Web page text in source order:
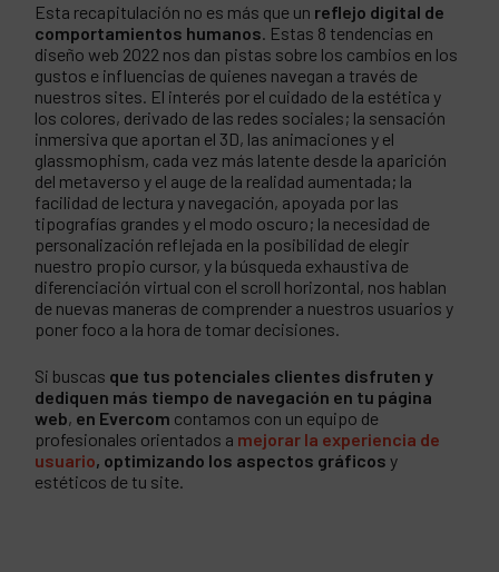
Esta recapitulación no es más que un reflejo digital de
comportamientos humanos. Estas 8 tendencias en
diseño web 2022 nos dan pistas sobre los cambios en los
gustos e influencias de quienes navegan a través de
nuestros sites. El interés por el cuidado de la estética y
los colores, derivado de las redes sociales; la sensación
inmersiva que aportan el 3D, las animaciones y el
glassmophism, cada vez más latente desde la aparición
del metaverso y el auge de la realidad aumentada; la
facilidad de lectura y navegación, apoyada por las
tipografías grandes y el modo oscuro; la necesidad de
personalización reflejada en la posibilidad de elegir
nuestro propio cursor, y la búsqueda exhaustiva de
diferenciación virtual con el scroll horizontal, nos hablan
de nuevas maneras de comprender a nuestros usuarios y
poner foco a la hora de tomar decisiones.
Si buscas que tus potenciales clientes disfruten y
dediquen más tiempo de navegación en tu página
web, en Evercom contamos con un equipo de
profesionales orientados a mejorar la experiencia de
usuario, optimizando los aspectos gráficos y
estéticos de tu site.